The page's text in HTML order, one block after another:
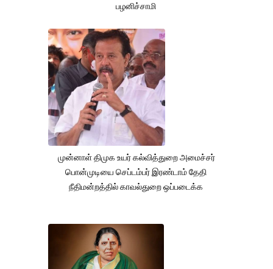
பழனிச்சாமி
முன்னாள் திமுக உயர் கல்வித்துறை அமைச்சர்
பொன்முடியை செப்டம்பர் இரண்டாம் தேதி
நீதிமன்றத்தில் காவல்துறை ஒப்படைக்க